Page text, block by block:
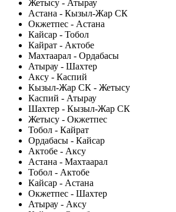
Жетысу - Атырау
Астана - Кызыл-Жар СК
Окжетпес - Астана
Кайсар - Тобол
Кайрат - Актобе
Махтаарал - Ордабасы
Атырау - Шахтер
Аксу - Каспий
Кызыл-Жар СК - Жетысу
Каспий - Атырау
Шахтер - Кызыл-Жар СК
Жетысу - Окжетпес
Тобол - Кайрат
Ордабасы - Кайсар
Актобе - Аксу
Астана - Махтаарал
Тобол - Актобе
Кайсар - Астана
Окжетпес - Шахтер
Атырау - Аксу